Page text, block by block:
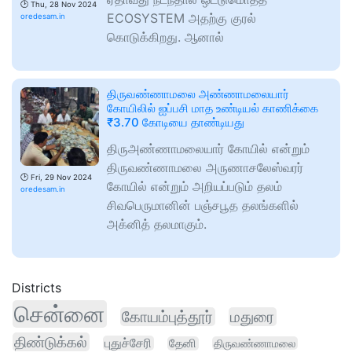
🕑 Thu, 28 Nov 2024
oredesam.in
ECOSYSTEM அதற்கு குரல்
கொடுக்கிறது. ஆனால்
🕑 Fri, 29 Nov 2024
oredesam.in
திருவண்ணாமலை அண்ணாமலையார்
கோயிலில் ஐப்பசி மாத உண்டியல் காணிக்கை
₹3.70 கோடியை தாண்டியது
திருஅண்ணாமலையார் கோயில் என்றும்
திருவண்ணாமலை அருணாசலேஸ்வரர்
கோயில் என்றும் அறியப்படும் தலம்
சிவபெருமானின் பஞ்சபூத தலங்களில்
அக்னித் தலமாகும்.
Districts
சென்னை கோயம்புத்தூர்
மதுரை
திண்டுக்கல்
புதுச்சேரி தேனி திருவண்ணாமலை